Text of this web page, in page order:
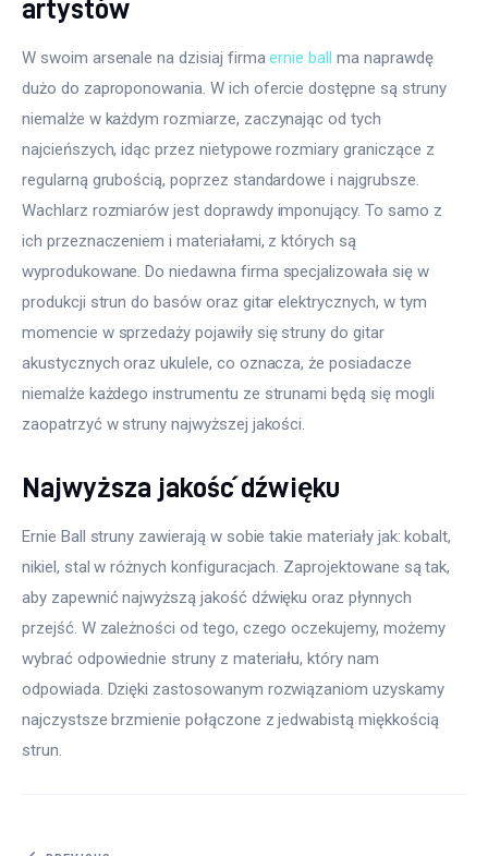
artystów
W swoim arsenale na dzisiaj firma ernie ball ma naprawdę
dużo do zaproponowania. W ich ofercie dostępne są struny
niemalże w każdym rozmiarze, zaczynając od tych
najcieńszych, idąc przez nietypowe rozmiary graniczące z
regularną grubością, poprzez standardowe i najgrubsze.
Wachlarz rozmiarów jest doprawdy imponujący. To samo z
ich przeznaczeniem i materiałami, z których są
wyprodukowane. Do niedawna firma specjalizowała się w
produkcji strun do basów oraz gitar elektrycznych, w tym
momencie w sprzedaży pojawiły się struny do gitar
akustycznych oraz ukulele, co oznacza, że posiadacze
niemalże każdego instrumentu ze strunami będą się mogli
zaopatrzyć w struny najwyższej jakości.
Najwyższa jakość dźwięku
Ernie Ball struny zawierają w sobie takie materiały jak: kobalt,
nikiel, stal w różnych konfiguracjach. Zaprojektowane są tak,
aby zapewnić najwyższą jakość dźwięku oraz płynnych
przejść. W zależności od tego, czego oczekujemy, możemy
wybrać odpowiednie struny z materiału, który nam
odpowiada. Dzięki zastosowanym rozwiązaniom uzyskamy
najczystsze brzmienie połączone z jedwabistą miękkością
strun.